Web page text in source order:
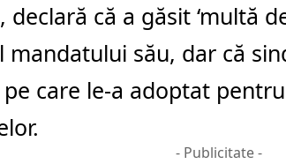
declară că a găsit ‘multă
mandatului său, dar că
care le-a adoptat
- Publicitate -